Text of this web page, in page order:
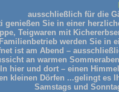
ausschließlich für die
genießen Sie in einer
Teigwaren mit
werden Sie in
ist am Abend –
an warmen
hier und dort – einen
kleinen Dörfen ...gelingt es
Samstags und